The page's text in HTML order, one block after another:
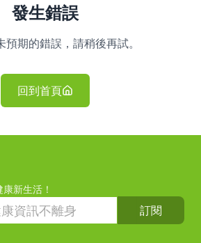
發生錯誤
預期的錯誤，請稍後再試。
回到首頁
新生活！
訂閱